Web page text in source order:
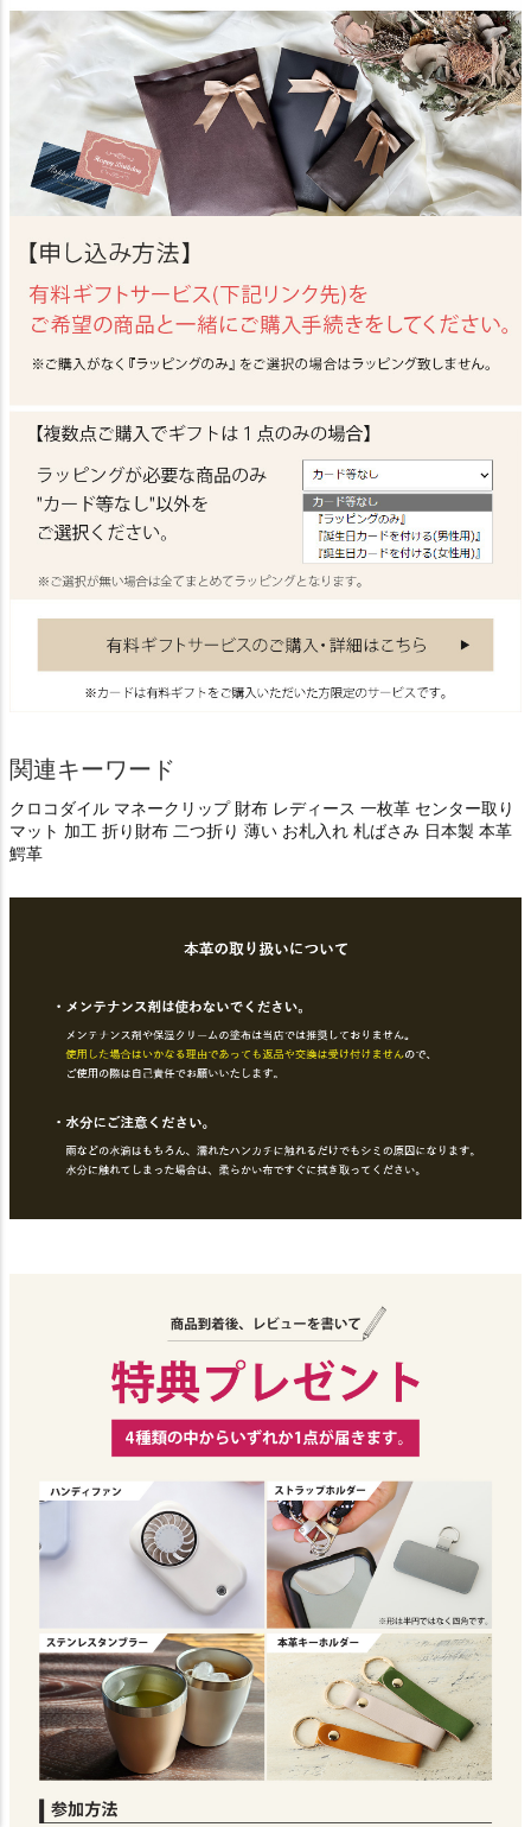
関連キーワード
クロコダイル マネークリップ 財布 レディース 一枚革 センター取り
マット 加工 折り財布 二つ折り 薄い お札入れ 札ばさみ 日本製 本革
鰐革